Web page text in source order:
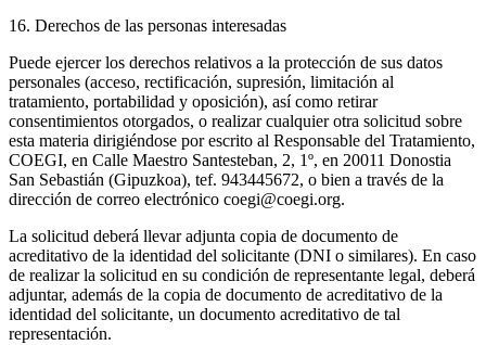
16. Derechos de las personas interesadas
Puede ejercer los derechos relativos a la protección de sus datos
personales (acceso, rectificación, supresión, limitación al
tratamiento, portabilidad y oposición), así como retirar
consentimientos otorgados, o realizar cualquier otra solicitud sobre
esta materia dirigiéndose por escrito al Responsable del Tratamiento,
COEGI, en Calle Maestro Santesteban, 2, 1º, en 20011 Donostia
San Sebastián (Gipuzkoa), tef. 943445672, o bien a través de la
dirección de correo electrónico coegi@coegi.org.
La solicitud deberá llevar adjunta copia de documento de
acreditativo de la identidad del solicitante (DNI o similares). En caso
de realizar la solicitud en su condición de representante legal, deberá
adjuntar, además de la copia de documento de acreditativo de la
identidad del solicitante, un documento acreditativo de tal
representación.